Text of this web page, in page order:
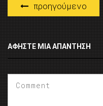
προηγούμενο
ΑΦΉΣΤΕ ΜΙΑ ΑΠΆΝΤΗΣΗ